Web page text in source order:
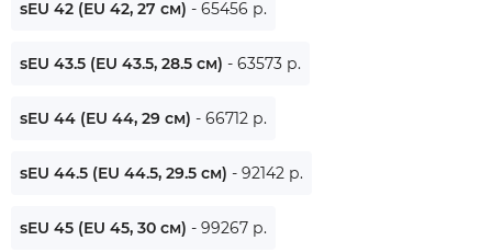
sEU 42 (EU 42, 27 см) - 65456 р.
sEU 43.5 (EU 43.5, 28.5 см) - 63573 р.
sEU 44 (EU 44, 29 см) - 66712 р.
sEU 44.5 (EU 44.5, 29.5 см) - 92142 р.
sEU 45 (EU 45, 30 см) - 99267 р.